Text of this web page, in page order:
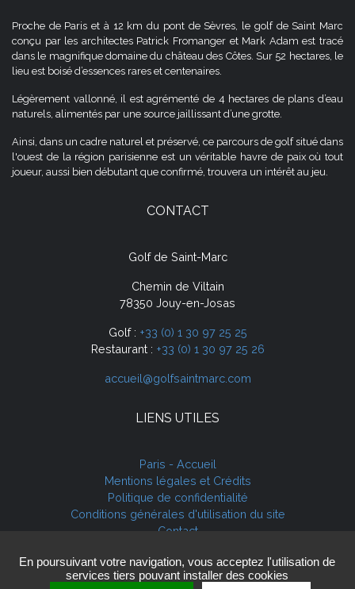
Proche de Paris et à 12 km du pont de Sèvres, le golf de Saint Marc
conçu par les architectes Patrick Fromanger et Mark Adam est tracé
dans le magnifique domaine du château des Côtes. Sur 52 hectares, le
lieu est boisé d’essences rares et centenaires.
Légèrement vallonné, il est agrémenté de 4 hectares de plans d’eau
naturels, alimentés par une source jaillissant d’une grotte.
Ainsi, dans un cadre naturel et préservé, ce parcours de golf situé dans
l'ouest de la région parisienne est un véritable havre de paix où tout
joueur, aussi bien débutant que confirmé, trouvera un intérêt au jeu.
CONTACT
Golf de Saint-Marc
Chemin de Viltain
78350 Jouy-en-Josas
Golf : +33 (0) 1 30 97 25 25
Restaurant : +33 (0) 1 30 97 25 26
accueil@golfsaintmarc.com
LIENS UTILES
Paris - Accueil
Mentions légales et Crédits
Politique de confidentialité
Conditions générales d'utilisation du site
Contact
En poursuivant votre navigation, vous acceptez l'utilisation de
services tiers pouvant installer des cookies